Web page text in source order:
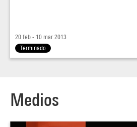
20 feb - 10 mar 2013
Terminado
Medios